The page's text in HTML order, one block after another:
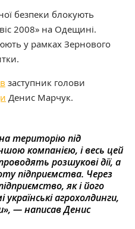
безпеки блокують
2008» на Одещині.
у рамках Зернового
заступник голови
Денис Марчук.
територію під
компанією, і весь цей
розшукові дії, а
підприємства. Через
як і його
українські агрохолдинги,
— написав Денис